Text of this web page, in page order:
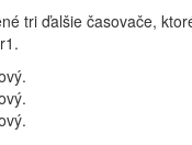
tri ďalšie časovače,